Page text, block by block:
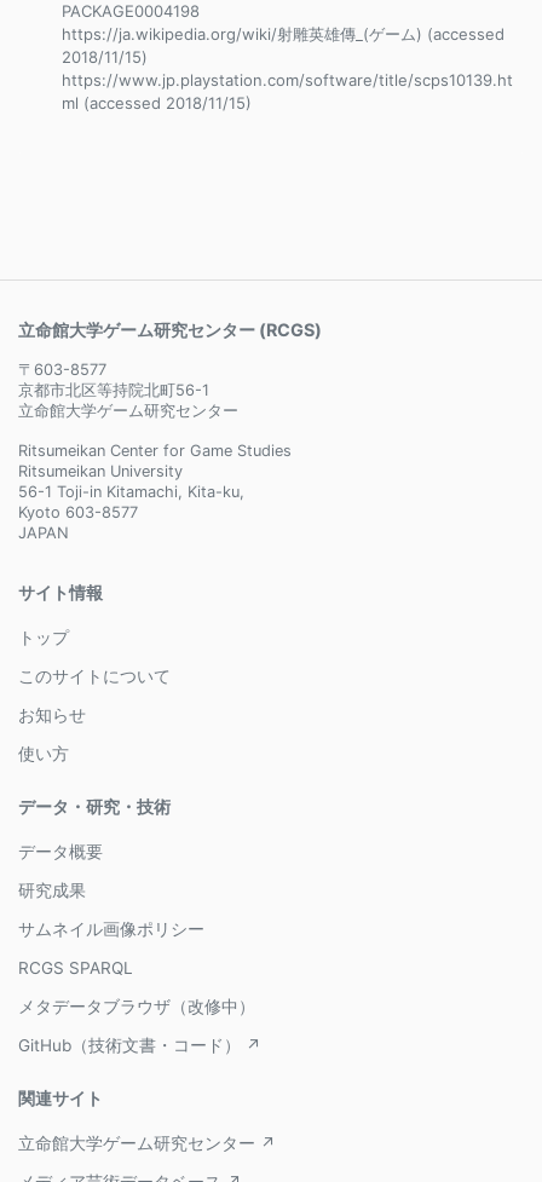
PACKAGE0004198
https://ja.wikipedia.org/wiki/射雕英雄傳_(ゲーム) (accessed
2018/11/15)
https://www.jp.playstation.com/software/title/scps10139.ht
ml (accessed 2018/11/15)
立命館大学ゲーム研究センター (RCGS)
〒603-8577
京都市北区等持院北町56-1
立命館大学ゲーム研究センター
Ritsumeikan Center for Game Studies
Ritsumeikan University
56-1 Toji-in Kitamachi, Kita-ku,
Kyoto 603-8577
JAPAN
サイト情報
トップ
このサイトについて
お知らせ
使い方
データ・研究・技術
データ概要
研究成果
サムネイル画像ポリシー
RCGS SPARQL
メタデータブラウザ（改修中）
GitHub（技術文書・コード） ↗
関連サイト
立命館大学ゲーム研究センター ↗